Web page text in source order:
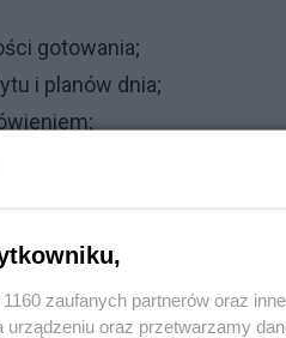
gotowania;
i planów dnia;
system
zaufanych partnerów oraz
urządzeniu oraz przetwarzamy